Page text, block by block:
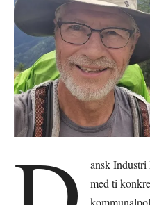
ansk Industri
med ti